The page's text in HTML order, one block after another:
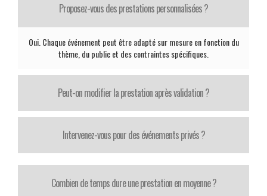
Proposez-vous des prestations personnalisées ?
Oui. Chaque événement peut être adapté sur mesure en fonction du
thème, du public et des contraintes spécifiques.
Peut-on modifier la prestation après validation ?
Intervenez-vous pour des événements privés ?
Combien de temps dure une prestation en moyenne ?